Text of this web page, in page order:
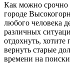
Как можно срочно
городе
любого человека
различных
отдохнуть,
вернуть старые
времени на